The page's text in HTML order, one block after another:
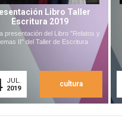
Libro Taller
Escritura 2019
presentación del Libro "Relatos y
II" del Taller de Escritura
JUL.
2019
cultura